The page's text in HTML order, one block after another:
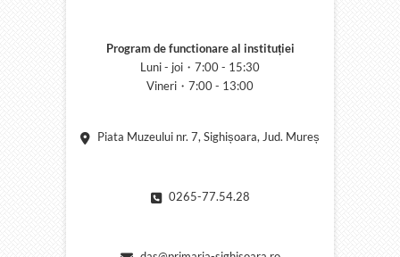
Program de functionare al instituției
Luni - joi・7:00 - 15:30
Vineri・7:00 - 13:00
Piata Muzeului nr. 7, Sighișoara, Jud. Mureș
0265-77.54.28